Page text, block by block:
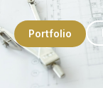
Portfolio